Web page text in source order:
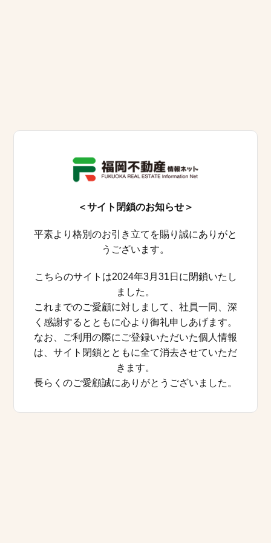
＜サイト閉鎖のお知らせ＞
平素より格別のお引き立てを賜り誠にありがと
うございます。
こちらのサイトは2024年3月31日に閉鎖いたし
ました。
これまでのご愛顧に対しまして、社員一同、深
く感謝するとともに心より御礼申しあげます。
なお、ご利用の際にご登録いただいた個人情報
は、サイト閉鎖とともに全て消去させていただ
きます。
長らくのご愛顧誠にありがとうございました。